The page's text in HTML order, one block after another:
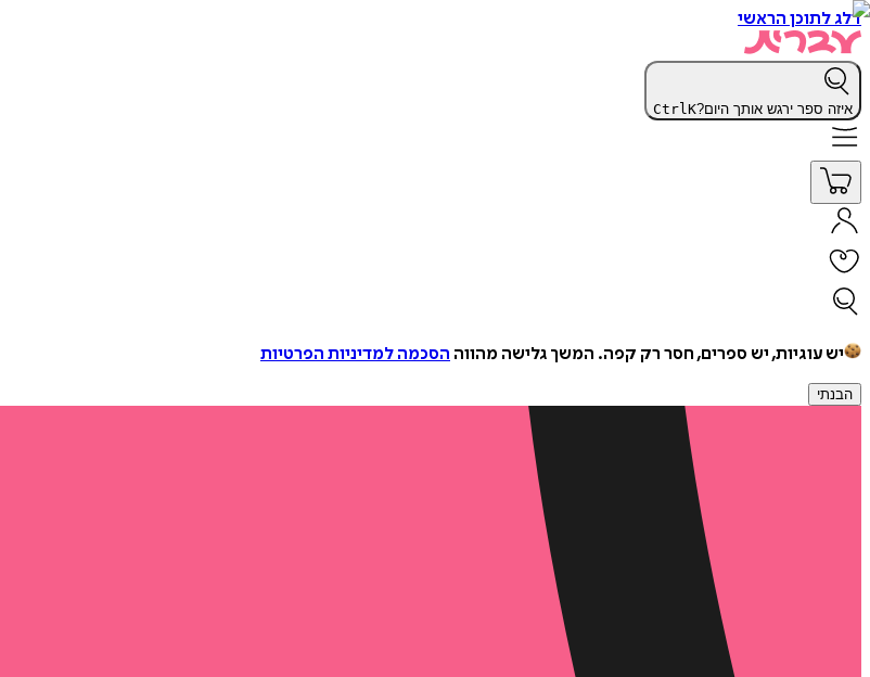
דלג לתוכן הראשי
איזה ספר ירגש אותך היום? CtrlK
יש עוגיות, יש ספרים, חסר רק קפה. המשך גלישה מהווה הסכמה למדיניות הפרטיות
הבנתי